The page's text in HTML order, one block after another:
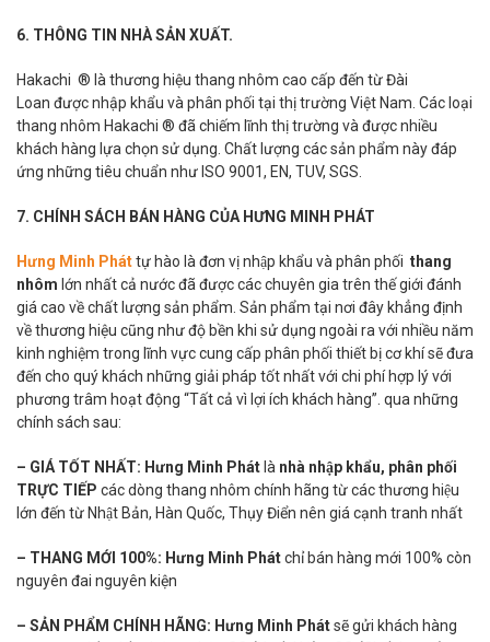
6. THÔNG TIN NHÀ SẢN XUẤT.
Hakachi ® là thương hiệu thang nhôm cao cấp đến từ Đài
Loan được nhập khẩu và phân phối tại thị trường Việt Nam. Các loại
thang nhôm Hakachi ® đã chiếm lĩnh thị trường và được nhiều
khách hàng lựa chọn sử dụng. Chất lượng các sản phẩm này đáp
ứng những tiêu chuẩn như ISO 9001, EN, TUV, SGS.
7. CHÍNH SÁCH BÁN HÀNG CỦA HƯNG MINH PHÁT
Hưng Minh Pháttự hào là đơn vị nhập khẩu và phân phối thang
nhôm lớn nhất cả nước đã được các chuyên gia trên thế giới đánh
giá cao về chất lượng sản phẩm. Sản phẩm tại nơi đây khẳng định
về thương hiệu cũng như độ bền khi sử dụng ngoài ra với nhiều năm
kinh nghiệm trong lĩnh vực cung cấp phân phối thiết bị cơ khí sẽ đưa
đến cho quý khách những giải pháp tốt nhất với chi phí hợp lý với
phương trâm hoạt động “Tất cả vì lợi ích khách hàng”. qua những
chính sách sau:
– GIÁ TỐT NHẤT: Hưng Minh Phátlà nhà nhập khẩu, phân phối
TRỰC TIẾP các dòng thang nhôm chính hãng từ các thương hiệu
lớn đến từ Nhật Bản, Hàn Quốc, Thụy Điển nên giá cạnh tranh nhất
– THANG MỚI 100%: Hưng Minh Phátchỉ bán hàng mới 100% còn
nguyên đai nguyên kiện
– SẢN PHẨM CHÍNH HÃNG: Hưng Minh Phátsẽ gửi khách hàng